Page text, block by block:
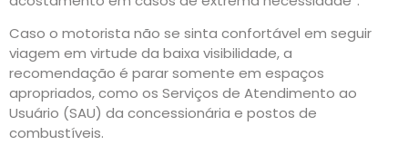
Caso o motorista não se sinta confortável em seguir
viagem em virtude da baixa visibilidade, a
recomendação é parar somente em espaços
apropriados, como os Serviços de Atendimento ao
Usuário (SAU) da concessionária e postos de
combustíveis.